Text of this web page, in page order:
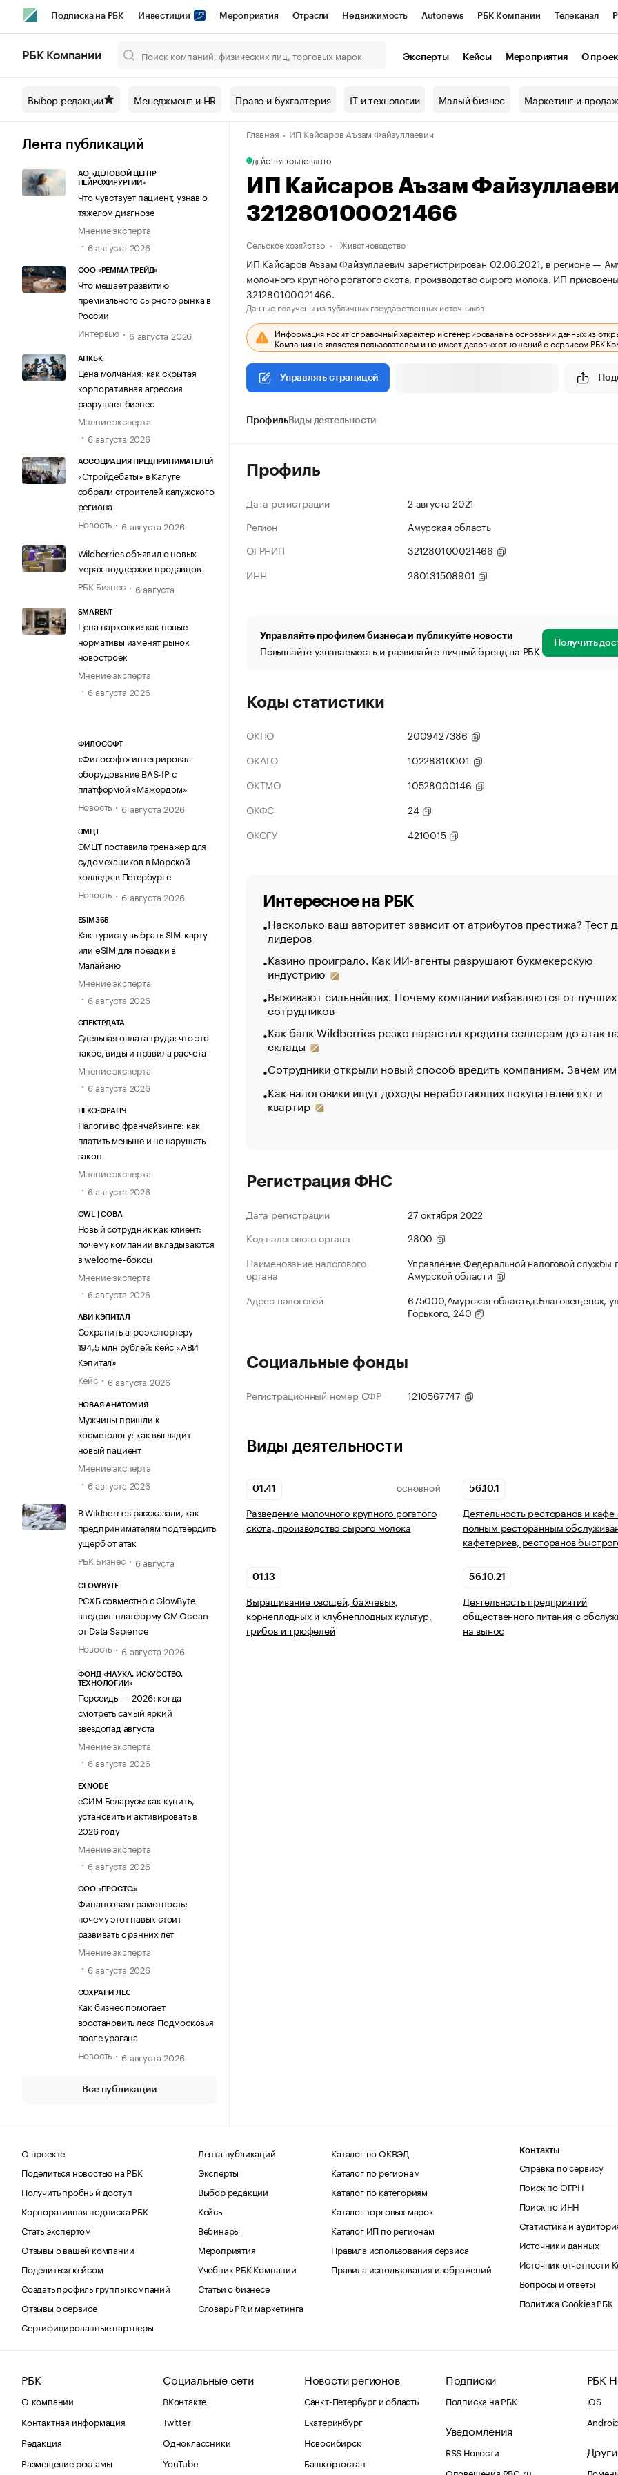
Подписка на РБК Инвестиции Мероприятия Отрасли Недвижимость Autonews РБК Компании Телеканал
Спецпроекты СПб Конференции СПб Спецпроекты Проверка контрагентов
Технологии и медиа Рынок наличной валюты
РБК Компании Эксперты Кейсы Мероприятия О
Выбор редакции Менеджмент и HR Право и бухгалтерия IT и технологии Малый бизнес Маркетинг и
Лента публикаций
АО «ДЕЛОВОЙ ЦЕНТР
НЕЙРОХИРУРГИИ»
Что чувствует пациент, узнав о
тяжелом диагнозе
Мнение эксперта
6 августа 2026
ООО «РЕММА ТРЕЙД»
Что мешает развитию
премиального сырного рынка в
России
Интервью
6 августа 2026
АПКБК
Цена молчания: как скрытая
корпоративная агрессия
разрушает бизнес
Мнение эксперта
6 августа 2026
АССОЦИАЦИЯ ПРЕДПРИНИМАТЕЛЕЙ
«Стройдебаты» в Калуге
собрали строителей калужского
региона
Новость
6 августа 2026
Wildberries объявил о новых
мерах поддержки продавцов
РБК Бизнес
6 августа
SMARENT
Цена парковки: как новые
нормативы изменят рынок
новостроек
Мнение эксперта
6 августа 2026
ФИЛОСОФТ
«Философт» интегрировал
оборудование BAS-IP с
платформой «Мажордом»
Новость
6 августа 2026
ЭМЦТ
ЭМЦТ поставила тренажер для
судомехаников в Морской
колледж в Петербурге
Новость
6 августа 2026
ESIM365
Как туристу выбрать SIM-карту
или eSIM для поездки в
Малайзию
Мнение эксперта
6 августа 2026
СПЕКТРДАТА
Сдельная оплата труда: что это
такое, виды и правила расчета
Мнение эксперта
6 августа 2026
НЕКО-ФРАНЧ
Налоги во франчайзинге: как
платить меньше и не нарушать
закон
Мнение эксперта
6 августа 2026
OWL | СОВА
Новый сотрудник как клиент:
почему компании вкладываются
в welcome-боксы
Мнение эксперта
6 августа 2026
АВИ КЭПИТАЛ
Сохранить агроэкспортеру
194,5 млн рублей: кейс «АВИ
Кэпитал»
Кейс
6 августа 2026
НОВАЯ АНАТОМИЯ
Мужчины пришли к
косметологу: как выглядит
новый пациент
Мнение эксперта
6 августа 2026
В Wildberries рассказали, как
предпринимателям подтвердить
ущерб от атак
РБК Бизнес
6 августа
GLOWBYTE
РСХБ совместно с GlowByte
внедрил платформу CM Ocean
от Data Sapience
Новость
6 августа 2026
ФОНД «НАУКА. ИСКУССТВО.
ТЕХНОЛОГИИ»
Персеиды — 2026: когда
смотреть самый яркий
звездопад августа
Мнение эксперта
6 августа 2026
EXNODE
еСИМ Беларусь: как купить,
установить и активировать в
2026 году
Мнение эксперта
6 августа 2026
ООО «ПРОСТО.»
Финансовая грамотность:
почему этот навык стоит
развивать с ранних лет
Мнение эксперта
6 августа 2026
СОХРАНИ ЛЕС
Как бизнес помогает
восстановить леса Подмосковья
после урагана
Новость
6 августа 2026
Все публикации
Главная ИП Кайсаров Аъзам Файзуллаевич
ДЕЙСТВУЕТОБНОВЛЕНО
ИП Кайсаров Аъзам
321280100021466
Сельское хозяйство Животноводство
ИП Кайсаров Аъзам Файзуллаевич зарегистрирован 02.08.2021, в регионе —
молочного крупного рогатого скота, производство сырого молока. ИП
321280100021466.
Данные получены из публичных государственных источников.
Информация носит справочный характер и сгенерирована на основании данных из
Компания не является пользователем и не имеет деловых отношений с сервисом РБК
Управлять страницей
ПрофильВиды деятельности
Профиль
Дата регистрации
2 августа 2021
Регион
Амурская область
ОГРНИП
321280100021466
ИНН
280131508901
Управляйте профилем бизнеса и публикуйте новости
Повышайте узнаваемость и развивайте личный бренд на РБК Получить
Коды статистики
ОКПО
2009427386
ОКАТО
10228810001
ОКТМО
10528000146
ОКФС
24
ОКОГУ
4210015
Интересное на РБК
Насколько ваш авторитет зависит от атрибутов престижа? Тест
лидеров
Казино проиграло. Как ИИ-агенты разрушают букмекерскую
индустрию
Выживают сильнейших. Почему компании избавляются от лучших
сотрудников
Как банк Wildberries резко нарастил кредиты селлерам до атак
склады
Сотрудники открыли новый способ вредить компаниям. Зачем
Как налоговики ищут доходы неработающих покупателей яхт и
квартир
Регистрация ФНС
Дата регистрации
27 октября 2022
Код налогового органа
2800
Наименование налогового
органа
Управление Федеральной налоговой службы
Амурской области
Адрес налоговой
675000,Амурская область,г.Благовещенск,
Горького, 240
Социальные фонды
Регистрационный номер СФР 1210567747
Виды деятельности
01.41 ОСНОВНОЙ
Разведение молочного крупного рогатого
скота, производство сырого молока
56.10.1
Деятельность ресторанов и кафе
полным ресторанным
кафетериев, ресторанов
01.13
Выращивание овощей, бахчевых,
корнеплодных и клубнеплодных культур,
грибов и трюфелей
56.10.21
Деятельность предприятий
общественного питания с
на вынос
О проекте
Поделиться новостью на РБК
Получить пробный доступ
Корпоративная подписка РБК
Стать экспертом
Отзывы о вашей компании
Поделиться кейсом
Создать профиль группы компаний
Отзывы о сервисе
Сертифицированные партнеры
Лента публикаций
Эксперты
Выбор редакции
Кейсы
Вебинары
Мероприятия
Учебник РБК Компании
Статьи о бизнесе
Словарь PR и маркетинга
Каталог по ОКВЭД
Каталог по регионам
Каталог по категориям
Каталог торговых марок
Каталог ИП по регионам
Правила использования сервиса
Правила использования изображений
Контакты
Справка по сервису
Поиск по ОГРН
Поиск по ИНН
Статистика и
Источники данных
Источник отчетности
Вопросы и ответы
Политика Cookies РБК
РБК
О компании
Контактная информация
Редакция
Размещение рекламы
Социальные сети
ВКонтакте
Twitter
Одноклассники
YouTube
Новости регионов
Санкт-Петербург и область
Екатеринбург
Новосибирск
Башкортостан
Подписки
Подписка на РБК
Уведомления
RSS Новости
Оповещения RBC.ru
РБК
iOS